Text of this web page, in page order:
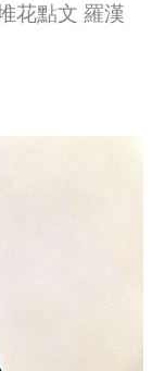
花點文 羅漢